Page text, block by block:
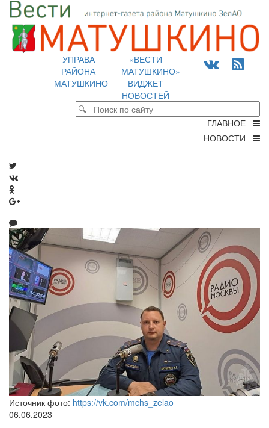
УПРАВА
РАЙОНА
МАТУШКИНО
«ВЕСТИ
МАТУШКИНО»
ВИДЖЕТ
НОВОСТЕЙ
ГЛАВНОЕ
НОВОСТИ
Источник фото: https://vk.com/mchs_zelao
06.06.2023